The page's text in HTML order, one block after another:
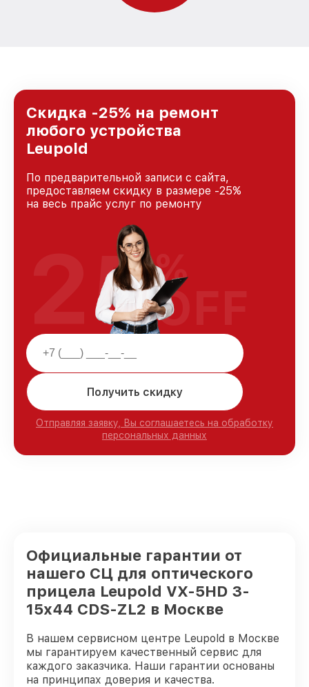
Скидка -25% на ремонт
любого устройства
Leupold
По предварительной записи с сайта,
предоставляем скидку в размере -25%
на весь прайс услуг по ремонту
Получить скидку
Отправляя заявку, Вы соглашаетесь на обработку
персональных данных
25%
OFF
Официальные гарантии от
нашего СЦ для оптического
прицела Leupold VX-5HD 3-
15x44 CDS-ZL2 в Москве
В нашем сервисном центре Leupold в Москве
мы гарантируем качественный сервис для
каждого заказчика. Наши гарантии основаны
на принципах доверия и качества.